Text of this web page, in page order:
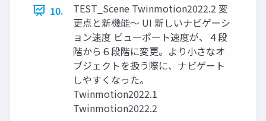
10.
TEST_Scene Twinmotion2022.2 変
更点と新機能～ UI 新しいナビゲーシ
ョン速度 ビューポート速度が、４段
階から６段階に変更。より小さなオ
ブジェクトを扱う際に、ナビゲート
しやすくなった。
Twinmotion2022.1
Twinmotion2022.2